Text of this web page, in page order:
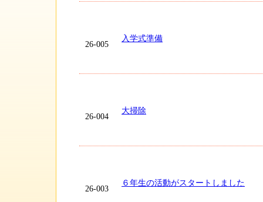
26-005
入学式準備
26-004
大掃除
26-003
６年生の活動がスタートしました